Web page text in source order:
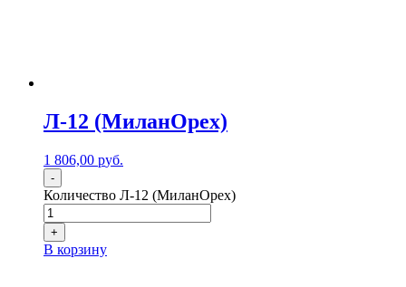
Л-12 (МиланОрех)
1 806,00 руб.
-
Количество Л-12 (МиланОрех)
+
В корзину